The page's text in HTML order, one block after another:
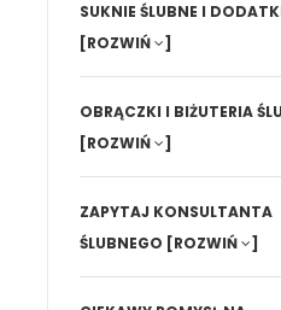
SUKNIE ŚLUBNE I
[ROZWIŃ
]
OBRĄCZKI I BIŻUTERIA
[ROZWIŃ
]
ZAPYTAJ KONSULTANTA
ŚLUBNEGO [ROZWIŃ ]